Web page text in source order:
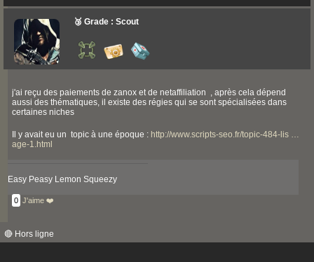
🥉 Grade : Scout
j'ai reçu des paiements de zanox et de netaffiliation , après cela dépend
aussi des thématiques, il existe des régies qui se sont spécialisées dans
certaines niches
Il y avait eu un topic à une époque : http://www.scripts-seo.fr/topic-484-lis …
age-1.html
Easy Peasy Lemon Squeezy
0 J'aime ❤️
🔴 Hors ligne